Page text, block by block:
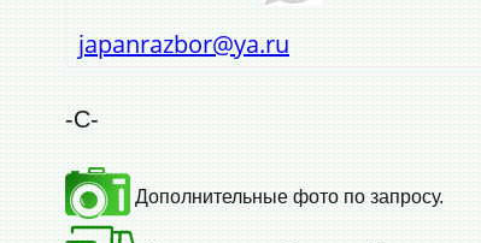
japanrazbor@ya.ru
-С-
Дополнительные фото по запросу.